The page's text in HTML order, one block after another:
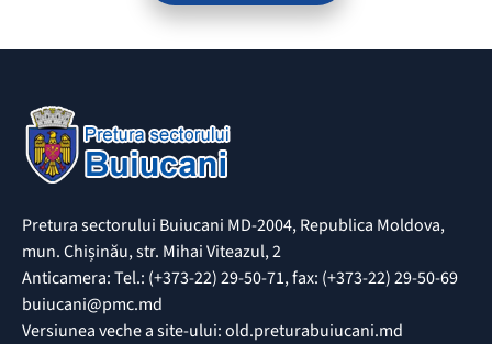
Pretura sectorului Buiucani MD-2004, Republica Moldova,
mun. Chișinău, str. Mihai Viteazul, 2
Anticamera: Tel.: (+373-22) 29-50-71, fax: (+373-22) 29-50-69
buiucani@pmc.md
Versiunea veche a site-ului: old.preturabuiucani.md